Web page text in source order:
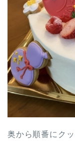
奥から順番にク